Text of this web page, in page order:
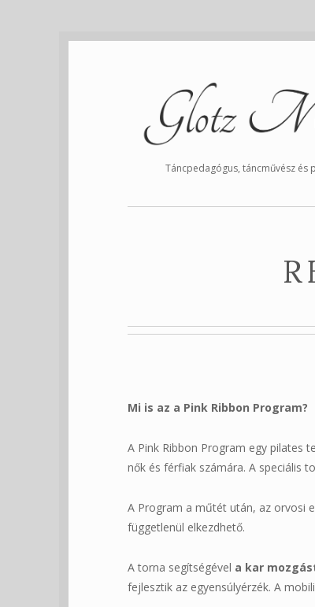
Táncpedagógus, táncművész és
Mi is az a Pink Ribbon Program?
A Pink Ribbon Program egy pilates
nők és férfiak számára. A speciális
A Program a műtét után, az orvosi
függetlenül elkezdhető.
A torna segítségével a kar
fejlesztik az egyensúlyérzék. A